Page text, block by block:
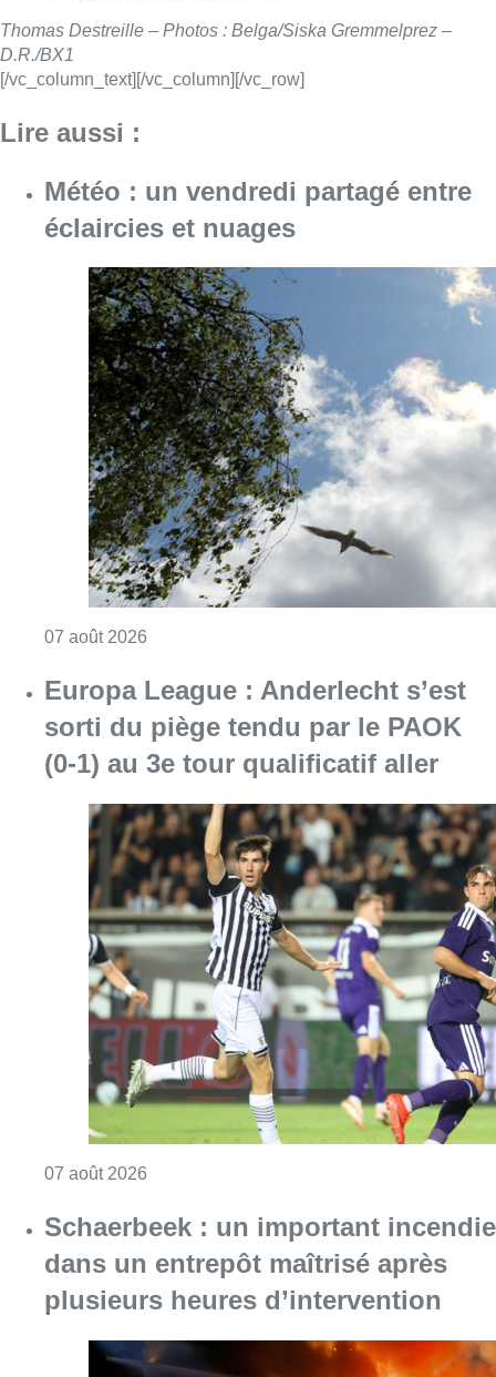
Thomas Destreille – Photos : Belga/Siska Gremmelprez –
D.R./BX1
[/vc_column_text][/vc_column][/vc_row]
Lire aussi :
Météo : un vendredi partagé entre
éclaircies et nuages
07 août 2026
Europa League : Anderlecht s’est
sorti du piège tendu par le PAOK
(0-1) au 3e tour qualificatif aller
07 août 2026
Schaerbeek : un important incendie
dans un entrepôt maîtrisé après
plusieurs heures d’intervention